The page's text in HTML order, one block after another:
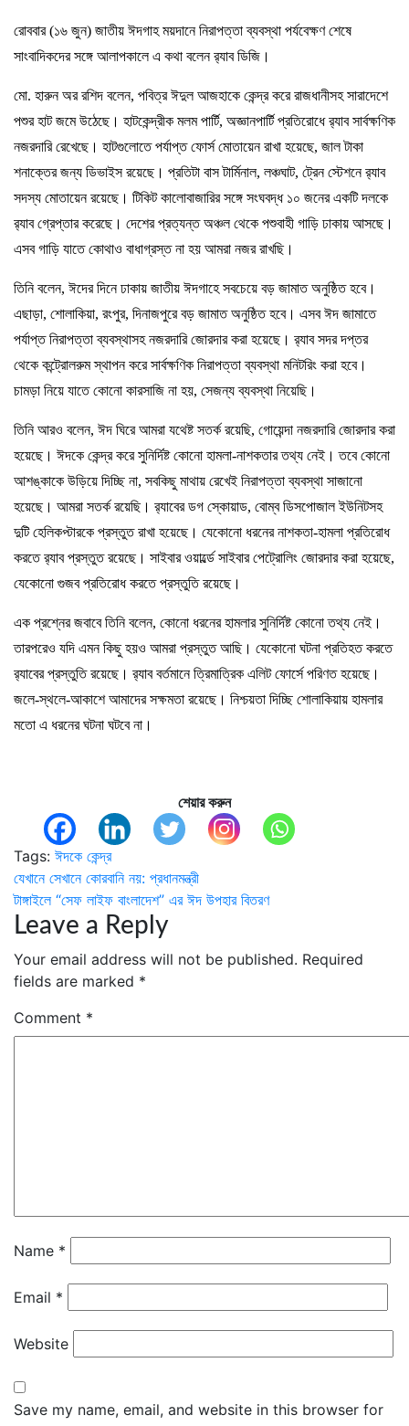
রোববার (১৬ জুন) জাতীয় ঈদগাহ ময়দানে নিরাপত্তা ব্যবস্থা পর্যবেক্ষণ শেষে
সাংবাদিকদের সঙ্গে আলাপকালে এ কথা বলেন র‍্যাব ডিজি।
মো. হারুন অর রশিদ বলেন, পবিত্র ঈদুল আজহাকে কেন্দ্র করে রাজধানীসহ সারাদেশে
পশুর হাট জমে উঠেছে। হাটকেন্দ্রীক মলম পার্টি, অজ্ঞানপার্টি প্রতিরোধে র‍্যাব সার্বক্ষণিক
নজরদারি রেখেছে। হাটগুলোতে পর্যাপ্ত ফোর্স মোতায়েন রাখা হয়েছে, জাল টাকা
শনাক্তের জন্য ডিভাইস রয়েছে। প্রতিটা বাস টার্মিনাল, লঞ্চঘাট, ট্রেন স্টেশনে র‍্যাব
সদস্য মোতায়েন রয়েছে। টিকিট কালোবাজারির সঙ্গে সংঘবদ্ধ ১০ জনের একটি দলকে
র‍্যাব গ্রেপ্তার করেছে। দেশের প্রত্যন্ত অঞ্চল থেকে পশুবাহী গাড়ি ঢাকায় আসছে।
এসব গাড়ি যাতে কোথাও বাধাগ্রস্ত না হয় আমরা নজর রাখছি।
তিনি বলেন, ঈদের দিনে ঢাকায় জাতীয় ঈদগাহে সবচেয়ে বড় জামাত অনুষ্ঠিত হবে।
এছাড়া, শোলাকিয়া, রংপুর, দিনাজপুরে বড় জামাত অনুষ্ঠিত হবে। এসব ঈদ জামাতে
পর্যাপ্ত নিরাপত্তা ব্যবস্থাসহ নজরদারি জোরদার করা হয়েছে। র‍্যাব সদর দপ্তর
থেকে কন্ট্রোলরুম স্থাপন করে সার্বক্ষণিক নিরাপত্তা ব্যবস্থা মনিটরিং করা হবে।
চামড়া নিয়ে যাতে কোনো কারসাজি না হয়, সেজন্য ব্যবস্থা নিয়েছি।
তিনি আরও বলেন, ঈদ ঘিরে আমরা যথেষ্ট সতর্ক রয়েছি, গোয়েন্দা নজরদারি জোরদার করা
হয়েছে। ঈদকে কেন্দ্র করে সুনির্দিষ্ট কোনো হামলা-নাশকতার তথ্য নেই। তবে কোনো
আশঙ্কাকে উড়িয়ে দিচ্ছি না, সবকিছু মাথায় রেখেই নিরাপত্তা ব্যবস্থা সাজানো
হয়েছে। আমরা সতর্ক রয়েছি। র‍্যাবের ডগ স্কোয়াড, বোম্ব ডিসপোজাল ইউনিটসহ
দুটি হেলিকপ্টারকে প্রস্তুত রাখা হয়েছে। যেকোনো ধরনের নাশকতা-হামলা প্রতিরোধ
করতে র‍্যাব প্রস্তুত রয়েছে। সাইবার ওয়ার্ল্ডে সাইবার পেট্রোলিং জোরদার করা হয়েছে,
যেকোনো গুজব প্রতিরোধ করতে প্রস্তুতি রয়েছে।
এক প্রশ্নের জবাবে তিনি বলেন, কোনো ধরনের হামলার সুনির্দিষ্ট কোনো তথ্য নেই।
তারপরেও যদি এমন কিছু হয়ও আমরা প্রস্তুত আছি। যেকোনো ঘটনা প্রতিহত করতে
র‍্যাবের প্রস্তুতি রয়েছে। র‍্যাব বর্তমানে ত্রিমাত্রিক এলিট ফোর্সে পরিণত হয়েছে।
জলে-স্থলে-আকাশে আমাদের সক্ষমতা রয়েছে। নিশ্চয়তা দিচ্ছি শোলাকিয়ায় হামলার
মতো এ ধরনের ঘটনা ঘটবে না।
শেয়ার করুন
Tags: ঈদকে কেন্দ্র
Post
navigation
যেখানে সেখানে কোরবানি নয়: প্রধানমন্ত্রী
টাঙ্গাইলে “সেফ লাইফ বাংলাদেশ” এর ঈদ উপহার বিতরণ
Leave a Reply
Your email address will not be published. Required
fields are marked *
Comment *
Name *
Email *
Website
Save my name, email, and website in this browser for